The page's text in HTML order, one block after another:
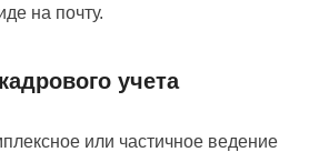
на почту.
учета
или частичное ведение